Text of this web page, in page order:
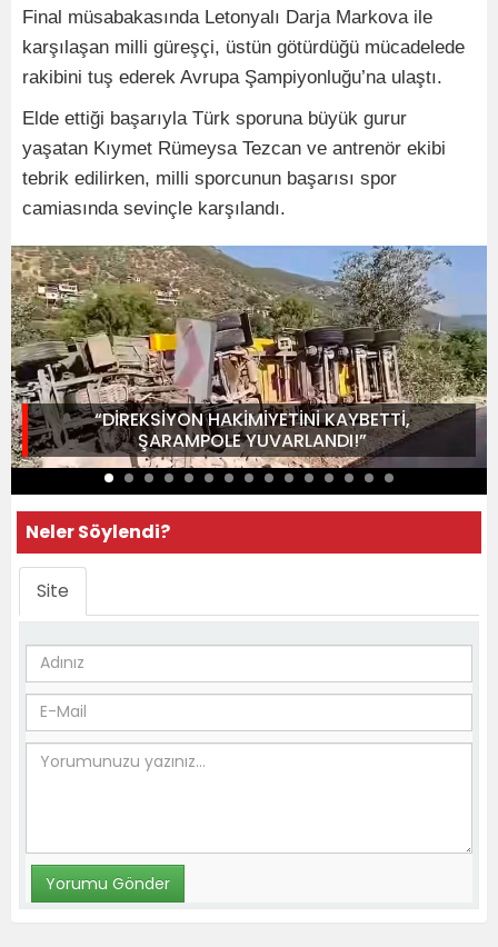
Final müsabakasında Letonyalı Darja Markova ile
karşılaşan milli güreşçi, üstün götürdüğü mücadelede
rakibini tuş ederek Avrupa Şampiyonluğu’na ulaştı.
Elde ettiği başarıyla Türk sporuna büyük gurur
yaşatan Kıymet Rümeysa Tezcan ve antrenör ekibi
tebrik edilirken, milli sporcunun başarısı spor
camiasında sevinçle karşılandı.
“DİREKSİYON HAKİMİYETİNİ KAYBETTİ,
ŞARAMPOLE YUVARLANDI!”
Neler Söylendi?
Site